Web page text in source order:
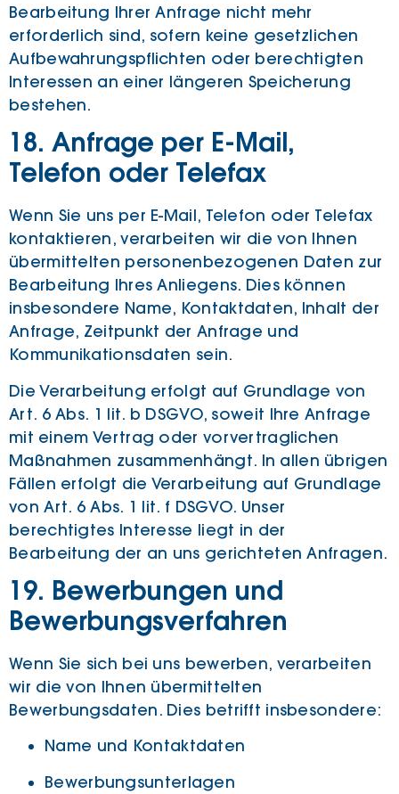
Bearbeitung Ihrer Anfrage nicht mehr
erforderlich sind, sofern keine gesetzlichen
Aufbewahrungspflichten oder berechtigten
Interessen an einer längeren Speicherung
bestehen.
18. Anfrage per E-Mail,
Telefon oder Telefax
Wenn Sie uns per E-Mail, Telefon oder Telefax
kontaktieren, verarbeiten wir die von Ihnen
übermittelten personenbezogenen Daten zur
Bearbeitung Ihres Anliegens. Dies können
insbesondere Name, Kontaktdaten, Inhalt der
Anfrage, Zeitpunkt der Anfrage und
Kommunikationsdaten sein.
Die Verarbeitung erfolgt auf Grundlage von
Art. 6 Abs. 1 lit. b DSGVO, soweit Ihre Anfrage
mit einem Vertrag oder vorvertraglichen
Maßnahmen zusammenhängt. In allen übrigen
Fällen erfolgt die Verarbeitung auf Grundlage
von Art. 6 Abs. 1 lit. f DSGVO. Unser
berechtigtes Interesse liegt in der
Bearbeitung der an uns gerichteten Anfragen.
19. Bewerbungen und
Bewerbungsverfahren
Wenn Sie sich bei uns bewerben, verarbeiten
wir die von Ihnen übermittelten
Bewerbungsdaten. Dies betrifft insbesondere:
Name und Kontaktdaten
Bewerbungsunterlagen